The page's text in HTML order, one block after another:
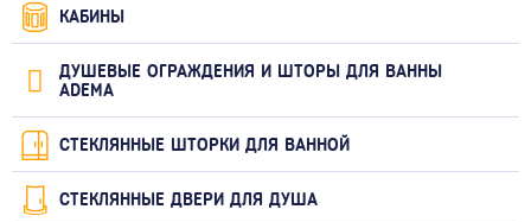
КАБИНЫ
ДУШЕВЫЕ ОГРАЖДЕНИЯ И ШТОРЫ ДЛЯ ВАННЫ
ADEMA
СТЕКЛЯННЫЕ ШТОРКИ ДЛЯ ВАННОЙ
СТЕКЛЯННЫЕ ДВЕРИ ДЛЯ ДУША